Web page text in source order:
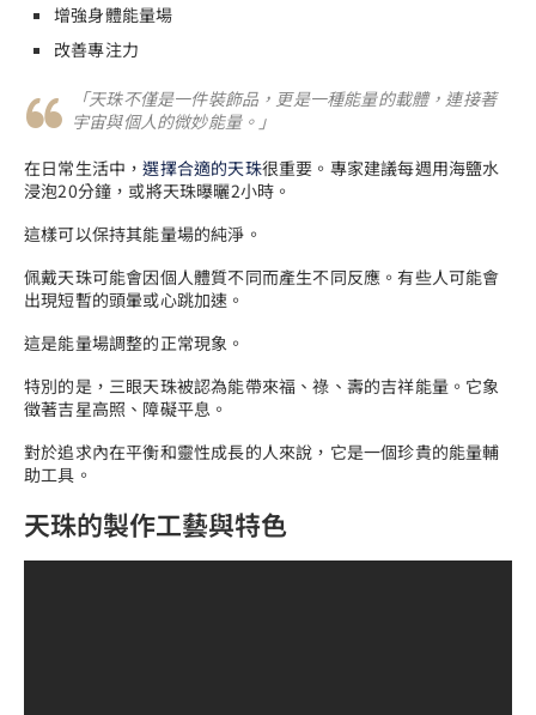
增強身體能量場
改善專注力
「天珠不僅是一件裝飾品，更是一種能量的載體，連接著
宇宙與個人的微妙能量。」
在日常生活中，選擇合適的天珠很重要。專家建議每週用海鹽水
浸泡20分鐘，或將天珠曝曬2小時。
這樣可以保持其能量場的純淨。
佩戴天珠可能會因個人體質不同而產生不同反應。有些人可能會
出現短暫的頭暈或心跳加速。
這是能量場調整的正常現象。
特別的是，三眼天珠被認為能帶來福、祿、壽的吉祥能量。它象
徵著吉星高照、障礙平息。
對於追求內在平衡和靈性成長的人來說，它是一個珍貴的能量輔
助工具。
天珠的製作工藝與特色